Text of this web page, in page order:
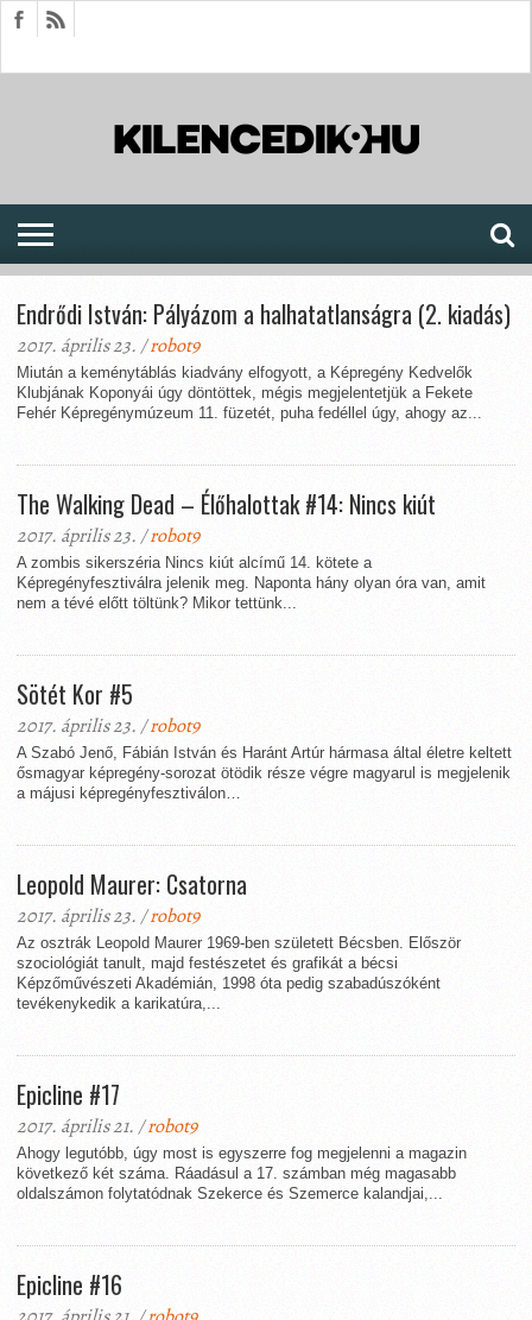
Endrődi István: Pályázom a halhatatlanságra (2. kiadás)
2017. április 23. /robot9
Miután a keménytáblás kiadvány elfogyott, a Képregény Kedvelők
Klubjának Koponyái úgy döntöttek, mégis megjelentetjük a Fekete
Fehér Képregénymúzeum 11. füzetét, puha fedéllel úgy, ahogy az...
The Walking Dead – Élőhalottak #14: Nincs kiút
2017. április 23. /robot9
A zombis sikerszéria Nincs kiút alcímű 14. kötete a
Képregényfesztiválra jelenik meg. Naponta hány olyan óra van, amit
nem a tévé előtt töltünk? Mikor tettünk...
Sötét Kor #5
2017. április 23. /robot9
A Szabó Jenő, Fábián István és Haránt Artúr hármasa által életre keltett
ősmagyar képregény-sorozat ötödik része végre magyarul is megjelenik
a májusi képregényfesztiválon…
Leopold Maurer: Csatorna
2017. április 23. /robot9
Az osztrák Leopold Maurer 1969-ben született Bécsben. Először
szociológiát tanult, majd festészetet és grafikát a bécsi
Képzőművészeti Akadémián, 1998 óta pedig szabadúszóként
tevékenykedik a karikatúra,...
Epicline #17
2017. április 21. /robot9
Ahogy legutóbb, úgy most is egyszerre fog megjelenni a magazin
következő két száma. Ráadásul a 17. számban még magasabb
oldalszámon folytatódnak Szekerce és Szemerce kalandjai,...
Epicline #16